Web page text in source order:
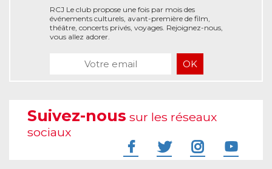
RCJ Le club propose une fois par mois des
événements culturels, avant-première de film,
théâtre, concerts privés, voyages. Rejoignez-nous,
vous allez adorer.
Suivez-nous sur les réseaux
sociaux